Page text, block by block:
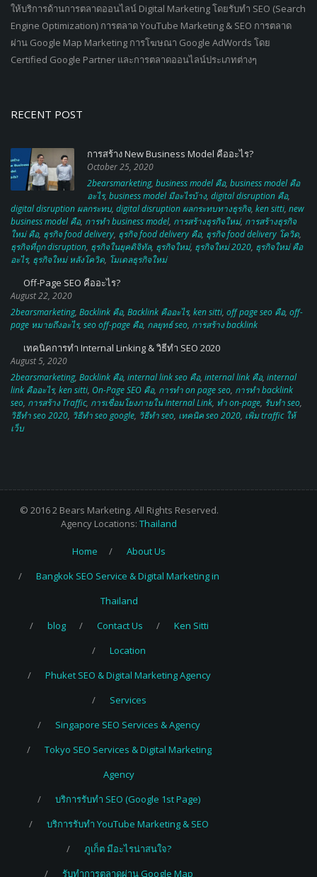
ให้บริการด้านการตลาดออนไลน์ Digital Marketing โดยรับทำ SEO (Search
Engine Optimization) การตลาด YouTube Marketing & SEO การตลาด
ผ่าน Google Map Marketing การโฆษณา Google AdWords โดย
Certified Google Partner และการตลาดออนไลน์ประเภทต่างๆ
RECENT POST
การสร้าง New Business Model คืออะไร?
October 25, 2020
2bearsmarketing, business model คือ, business model คือ
อะไร, business model มีอะไรบ้าง, digital disruption คือ,
digital disruption ผลกระทบ, digital disruption ผลกระทบทางธุรกิจ, ken sitti, new
business model คือ, การทำ business model, การสร้างธุรกิจใหม่, การสร้างธุรกิจ
ใหม่ คือ, ธุรกิจ food delivery, ธุรกิจ food delivery คือ, ธุรกิจ food delivery โควิด,
ธุรกิจที่ถูก disruption, ธุรกิจในยุคดิจิทัล, ธุรกิจใหม่, ธุรกิจใหม่ 2020, ธุรกิจใหม่ คือ
อะไร, ธุรกิจใหม่ หลังโควิด, โมเดลธุรกิจใหม่
Off-Page SEO คืออะไร?
August 22, 2020
2bearsmarketing, Backlink คือ, Backlink คืออะไร, ken sitti, off page seo คือ, off-
page หมายถึงอะไร, seo off-page คือ, กลยุทธ์ seo, การสร้าง backlink
เทคนิคการทำ Internal Linking & วิธีทำ SEO 2020
August 5, 2020
2bearsmarketing, Backlink คือ, internal link seo คือ, internal link คือ, internal
link คืออะไร, ken sitti, On-Page SEO คือ, การทำ on page seo, การทํา backlink
seo, การสร้าง Traffic, การเชื่อมโยงภายใน Internal Link, ทำ on-page, รับทำ seo,
วิธีทำ seo 2020, วิธีทำ seo google, วิธีทํา seo, เทคนิค seo 2020, เพิ่ม traffic ให้
เว็บ
© 2016 2 Bears Marketing. All Rights Reserved.
Agency Locations: Thailand
Home
About Us
Bangkok SEO Service & Digital Marketing in
Thailand
blog
Contact Us
Ken Sitti
Location
Phuket SEO & Digital Marketing Agency
Services
Singapore SEO Services & Agency
Tokyo SEO Services & Digital Marketing
Agency
บริการรับทำ SEO (Google 1st Page)
บริการรับทำ YouTube Marketing & SEO
ภูเก็ต มีอะไรน่าสนใจ?
รับทำการตลาดผ่าน Google Map